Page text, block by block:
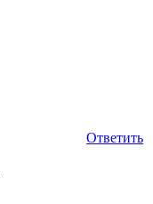
Ответить